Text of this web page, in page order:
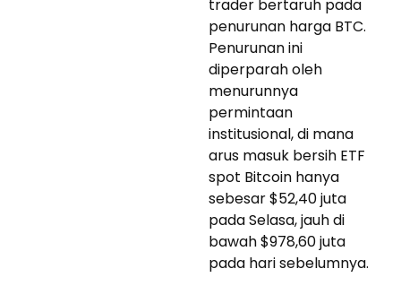
trader bertaruh pada
penurunan harga BTC.
Penurunan ini
diperparah oleh
menurunnya
permintaan
institusional, di mana
arus masuk bersih ETF
spot Bitcoin hanya
sebesar $52,40 juta
pada Selasa, jauh di
bawah $978,60 juta
pada hari sebelumnya.